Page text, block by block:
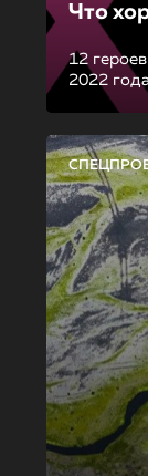
Что
12
2022